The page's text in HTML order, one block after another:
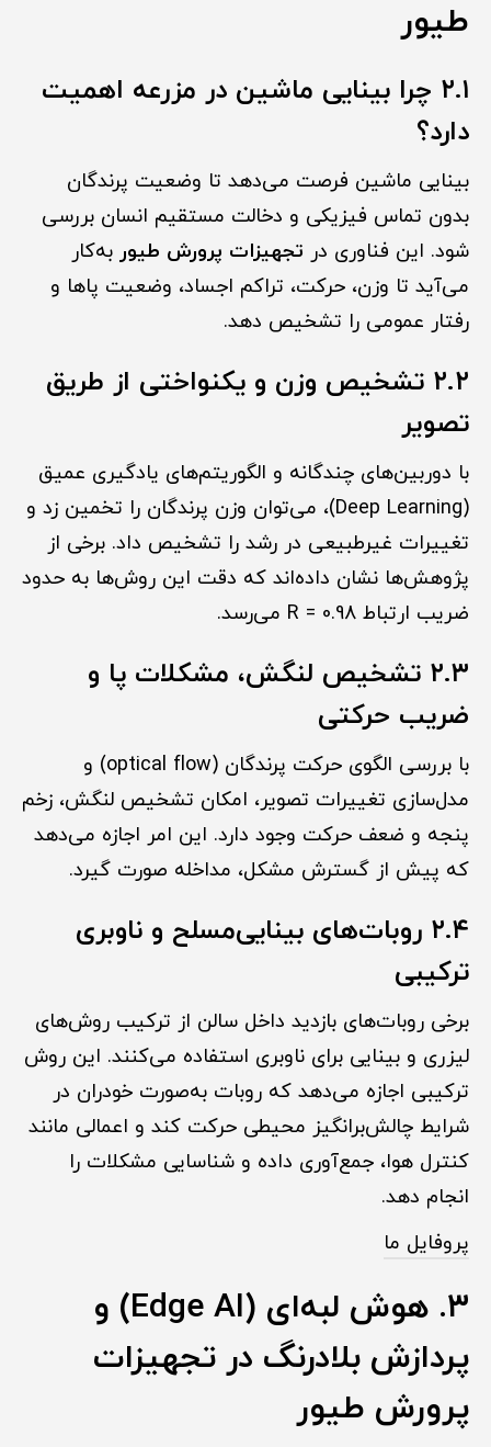
طیور
۲.۱ چرا بینایی ماشین در مزرعه اهمیت
دارد؟
بینایی ماشین فرصت می‌دهد تا وضعیت پرندگان
بدون تماس فیزیکی و دخالت مستقیم انسان بررسی
شود. این فناوری در تجهیزات پرورش طیور به‌کار
می‌آید تا وزن، حرکت، تراکم اجساد، وضعیت پاها و
رفتار عمومی را تشخیص دهد.
۲.۲ تشخیص وزن و یکنواختی از طریق
تصویر
با دوربین‌های چندگانه و الگوریتم‌های یادگیری عمیق
(Deep Learning)، می‌توان وزن پرندگان را تخمین زد و
تغییرات غیرطبیعی در رشد را تشخیص داد. برخی از
پژوهش‌ها نشان داده‌اند که دقت این روش‌ها به حدود
ضریب ارتباط R = 0.98 می‌رسد.
۲.۳ تشخیص لنگش، مشکلات پا و
ضریب حرکتی
با بررسی الگوی حرکت پرندگان (optical flow) و
مدل‌سازی تغییرات تصویر، امکان تشخیص لنگش، زخم
پنجه و ضعف حرکت وجود دارد. این امر اجازه می‌دهد
که پیش از گسترش مشکل، مداخله صورت گیرد.
۲.۴ روبات‌های بینایی‌مسلح و ناوبری
ترکیبی
برخی روبات‌های بازدید داخل سالن از ترکیب روش‌های
لیزری و بینایی برای ناوبری استفاده می‌کنند. این روش
ترکیبی اجازه می‌دهد که روبات به‌صورت خودران در
شرایط چالش‌برانگیز محیطی حرکت کند و اعمالی مانند
کنترل هوا، جمع‌آوری داده و شناسایی مشکلات را
انجام دهد.
پروفایل ما
۳. هوش لبه‌ای (Edge AI) و
پردازش بلادرنگ در تجهیزات
پرورش طیور